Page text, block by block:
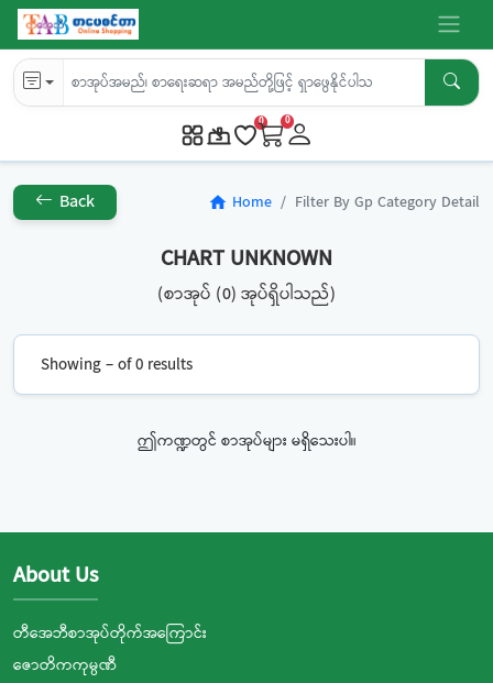
0 0
Back home Home Filter By Gp Category Detail
CHART UNKNOWN
(စာအုပ် (0) အုပ်ရှိပါသည်)
Showing – of 0 results
ဤကဏ္ဍတွင် စာအုပ်များ မရှိသေးပါ။
About Us
တီအေဘီစာအုပ်တိုက်အကြောင်း
ဇောတိကကုမ္ပဏီ